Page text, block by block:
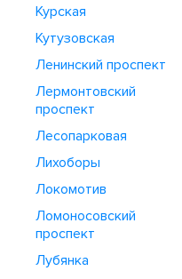
Курская
Кутузовская
Ленинский проспект
Лермонтовский
проспект
Лесопарковая
Лихоборы
Локомотив
Ломоносовский
проспект
Лубянка